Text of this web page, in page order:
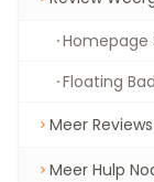
Homepage
Floating
Meer
Meer Hulp